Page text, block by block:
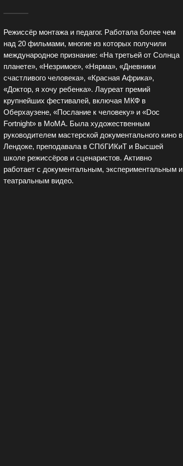
Режиссёр монтажа и педагог. Работала более чем
над 20 фильмами, многие из которых получили
международное признание: «На третьей от Солнца
планете», «Незримое», «Нярма», «Дневники
счастливого человека», «Красная Африка»,
«Доктор, я хочу ребенка». Лауреат премий
крупнейших фестивалей, включая МКФ в
Оберхаузене, «Послание к человеку» и «Doc
Fortnight» в МоМА. Была художественным
руководителем мастерской документального кино в
Лендоке, преподавала в СПбГИКиТ и Высшей
школе режиссёров и сценаристов. Активно
работает с документальным, экспериментальным и
театральным видео.